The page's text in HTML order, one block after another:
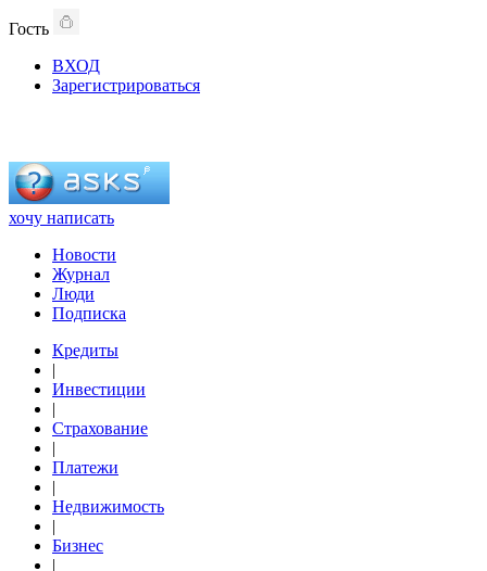
Гость
ВХОД
Зарегистрироваться
хочу написать
Новости
Журнал
Люди
Подписка
Кредиты
|
Инвестиции
|
Страхование
|
Платежи
|
Недвижимость
|
Бизнес
|